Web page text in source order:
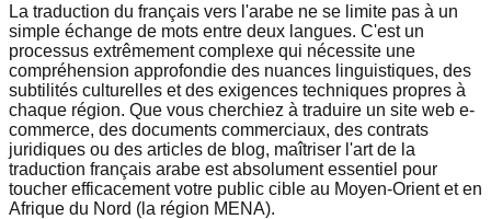
La traduction du français vers l'arabe ne se limite pas à un
simple échange de mots entre deux langues. C'est un
processus extrêmement complexe qui nécessite une
compréhension approfondie des nuances linguistiques, des
subtilités culturelles et des exigences techniques propres à
chaque région. Que vous cherchiez à traduire un site web e-
commerce, des documents commerciaux, des contrats
juridiques ou des articles de blog, maîtriser l'art de la
traduction français arabe est absolument essentiel pour
toucher efficacement votre public cible au Moyen-Orient et en
Afrique du Nord (la région MENA).